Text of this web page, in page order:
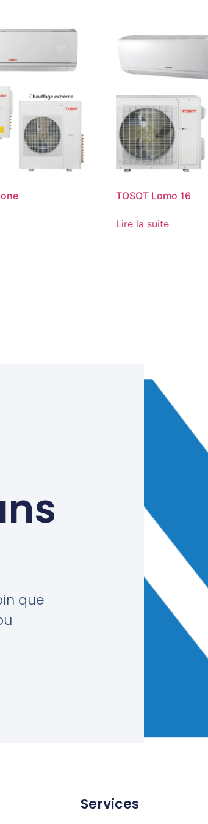
TOSOT Lomo 16
Lire la suite
que
Services